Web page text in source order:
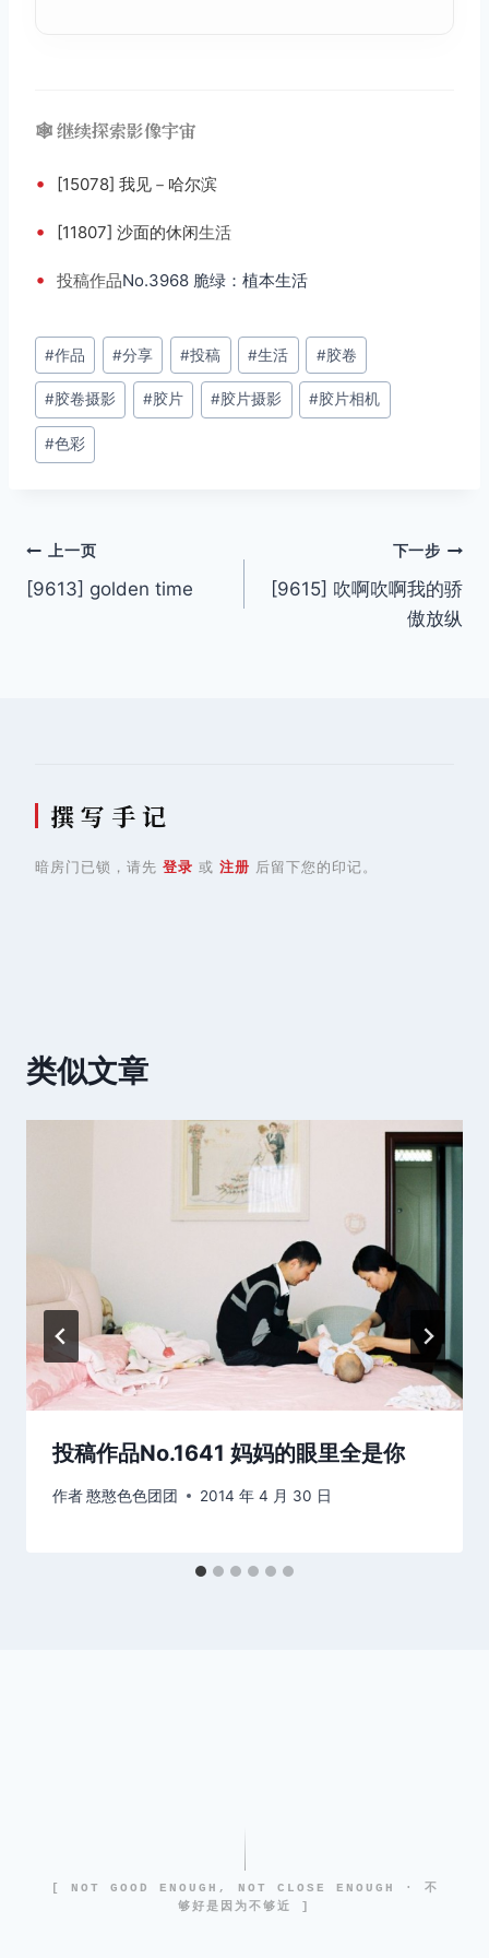
🕸️ 继续探索影像宇宙
• [15078] 我见－哈尔滨
• [11807] 沙面的休闲生活
• 投稿作品No.3968 脆绿：植本生活
文
章
标
签：
#作品 #分享 #投稿 #生活 #胶卷
#胶卷摄影 #胶片 #胶片摄影 #胶片相机
#色彩
文
章
上一页
[9613] golden time
下一步
[9615] 吹啊吹啊我的骄
傲放纵
撰 写 手 记
暗房门已锁，请先 登录 或 注册 后留下您的印记。
类似文章
投稿作品No.1641 妈妈的眼里全是你
作者憨憨色色团团 2014 年 4 月 30 日
[ NOT GOOD ENOUGH, NOT CLOSE ENOUGH · 不
够好是因为不够近 ]